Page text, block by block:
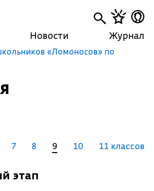
Новости Журнал
«Ломоносов» по
7 8 9 10 11 классов
этап